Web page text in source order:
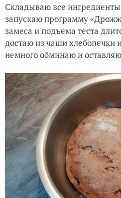
Складываю все
запускаю программу
замеса и подъема теста
достаю из чаши хлебопечки
немного обминаю и